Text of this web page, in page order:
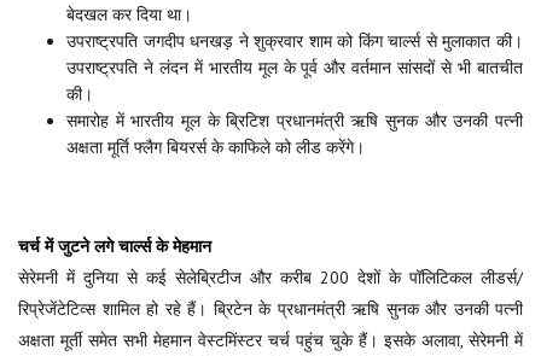
बेदखल कर दिया था।
उपराष्ट्रपति जगदीप धनखड़ ने शुक्रवार शाम को किंग चार्ल्स से मुलाकात की।
उपराष्ट्रपति ने लंदन में भारतीय मूल के पूर्व और वर्तमान सांसदों से भी बातचीत
की।
समारोह में भारतीय मूल के ब्रिटिश प्रधानमंत्री ऋषि सुनक और उनकी पत्नी
अक्षता मूर्ति फ्लैग बियरर्स के काफिले को लीड करेंगे।
चर्च में जुटने लगे चार्ल्स के मेहमान
सेरेमनी में दुनिया से कई सेलेब्रिटीज और करीब 200 देशों के पॉलिटिकल लीडर्स/
रिप्रेजेंटेटिव्स शामिल हो रहे हैं। ब्रिटेन के प्रधानमंत्री ऋषि सुनक और उनकी पत्नी
अक्षता मूर्ती समेत सभी मेहमान वेस्टमिंस्टर चर्च पहुंच चुके हैं। इसके अलावा, सेरेमनी में